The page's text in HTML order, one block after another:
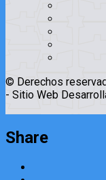
© Derechos
- Sitio Web
Share